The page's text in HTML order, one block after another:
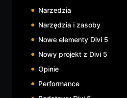
Narzedzia
Narzędzia i zasoby
Nowe elementy Divi 5
Nowy projekt z Divi 5
Opinie
Performance